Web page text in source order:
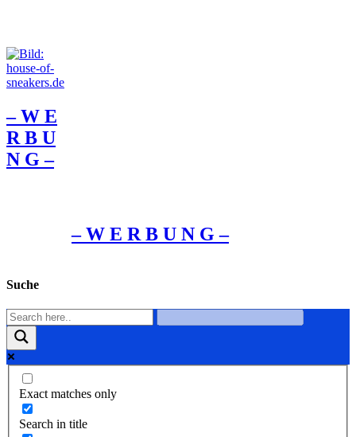
– W Ε
R Β U
Ν G –
– W Ε R Β U Ν G –
Suche
Exact matches only
Search in title